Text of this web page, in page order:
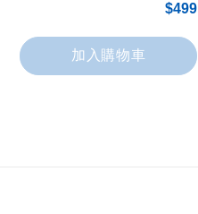
499
加入購物車